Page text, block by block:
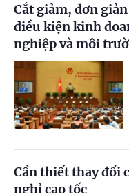
Cắt giảm, đơn
điều kiện kinh
nghiệp và môi
Cần thiết thay đổi
nghỉ cao tốc